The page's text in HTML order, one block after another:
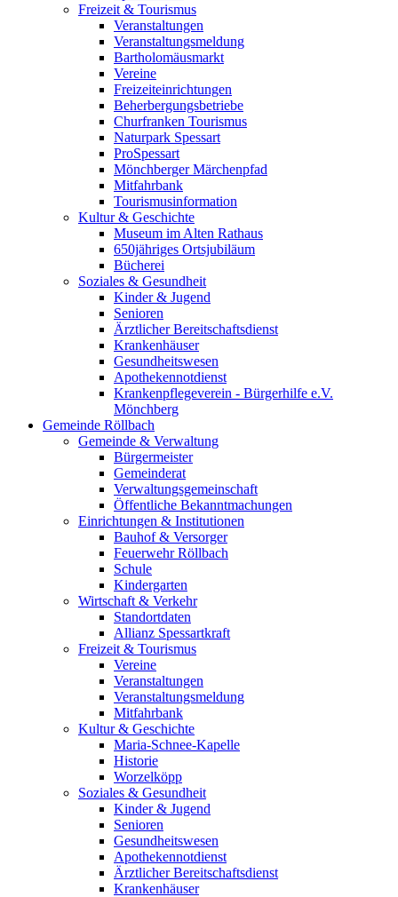
Freizeit & Tourismus
Veranstaltungen
Veranstaltungsmeldung
Bartholomäusmarkt
Vereine
Freizeiteinrichtungen
Beherbergungsbetriebe
Churfranken Tourismus
Naturpark Spessart
ProSpessart
Mönchberger Märchenpfad
Mitfahrbank
Tourismusinformation
Kultur & Geschichte
Museum im Alten Rathaus
650jähriges Ortsjubiläum
Bücherei
Soziales & Gesundheit
Kinder & Jugend
Senioren
Ärztlicher Bereitschaftsdienst
Krankenhäuser
Gesundheitswesen
Apothekennotdienst
Krankenpflegeverein - Bürgerhilfe e.V.
Mönchberg
Gemeinde Röllbach
Gemeinde & Verwaltung
Bürgermeister
Gemeinderat
Verwaltungsgemeinschaft
Öffentliche Bekanntmachungen
Einrichtungen & Institutionen
Bauhof & Versorger
Feuerwehr Röllbach
Schule
Kindergarten
Wirtschaft & Verkehr
Standortdaten
Allianz Spessartkraft
Freizeit & Tourismus
Vereine
Veranstaltungen
Veranstaltungsmeldung
Mitfahrbank
Kultur & Geschichte
Maria-Schnee-Kapelle
Historie
Worzelköpp
Soziales & Gesundheit
Kinder & Jugend
Senioren
Gesundheitswesen
Apothekennotdienst
Ärztlicher Bereitschaftsdienst
Krankenhäuser